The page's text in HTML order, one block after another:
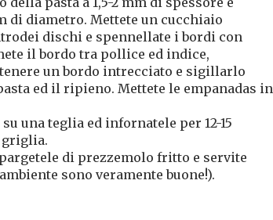
di diametro. Mettete un cucchiaio
dischi e spennellate i bordi con
il bordo tra pollice ed indice,
un bordo intrecciato e sigillarlo
ed il ripieno. Mettete le empanadas in
una teglia ed infornatele per 12-15
griglia.
di prezzemolo fritto e servite
sono veramente buone!).